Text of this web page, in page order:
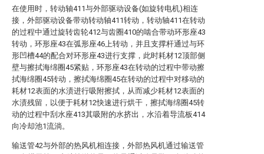
在使用时，转动轴411与外部驱动设备(如旋转电机)相连
接，外部驱动设备带动转动轴411转动，转动轴411在转动
的过程中通过旋转齿轮412与齿圈410的啮合带动环形座43
转动，环形座43在弧形座46上转动，并且支撑杆通过与环
形凹槽44的配合对环形座43进行支撑，此时耗材12顶部侧
壁与擦拭海绵圈45紧贴，环形座43在转动的过程中带动擦
拭海绵圈45转动，擦拭海绵圈45在转动的过程中对移动的
耗材12表面的水渍进行吸附擦拭，从而减少耗材12表面的
水渍残留，以便于耗材12快速进行烘干，擦拭海绵圈45转
动的过程中刮水座413其吸附的水挤出，水沿着导流板414
向冷却池1流淌。
输送管42与外部的热风机相连接，外部热风机通过输送管